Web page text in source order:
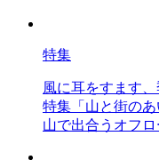
特集
風に耳をすます
特集「山と街の
山で出合うオフ